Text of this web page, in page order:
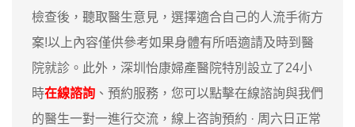
檢查後，聽取醫生意見，選擇適合自己的人流手術方
案!以上內容僅供參考如果身體有所唔適請及時到醫
院就診。此外，深圳怡康婦產醫院特別設立了24小
時在線諮詢 、預約服務，您可以點擊在線諮詢與我們
的醫生一對一進行交流，線上咨詢預約 · ‎周六日正常